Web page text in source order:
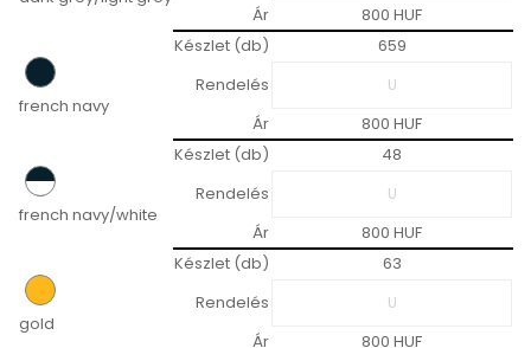
Ár
800 HUF
french navy
Készlet (db)
659
Rendelés
Ár
800 HUF
french navy/white
Készlet (db)
48
Rendelés
Ár
800 HUF
gold
Készlet (db)
63
Rendelés
Ár
800 HUF